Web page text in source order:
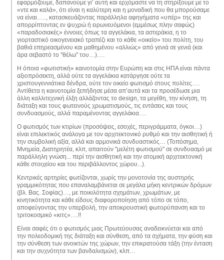
εφαρμόζουμε, δαπανούμε γι’ αυτή και ερχόμαστε να τη στηρίξουμε με το
«ντε και καλά», ότι είναι η καλύτερη και η μοναδική που θα μπορούσαμε
να είναι….., κατασκευάζοντας παράλληλα αφηγήματα «υπέρ» της και
απορρίπτοντας εν ψυχρώ ή ειρωνευόμενοι (εμμέσως πλην σαφώς)
«παραδοσιακές» έννοιες όπως τα αγγελάκια, τα αστεράκια, η το
γιορταστικό οικογενειακό τραπέζι και το κάθε «οικείο» του πολίτη, του
βαθιά επηρεασμένου και μαθημένου «αλλιώς» από γενιά σε γενιά (και
άρα σεβαστό το "θέλω" του…)….
Η όποια «φωτιστική» καινοτομία στην Ευρώπη και στις ΗΠΑ είναι πάντα
αξιοπρόσεκτη, αλλά ούτε τα αγγελάκια κατάργησε ούτε τα
χριστουγεννιάτικα δένδρα, ούτε τον οικείο φωτισμό στους πολίτες….
Αντίθετα η καινοτομία ξεπήδησε μέσα απ’αυτά και τα προσέδωσε μια
άλλη καλλιτεχνική έλξη αλλάζοντας το design, τα μεγέθη, την κίνηση, τη
διάταξη και τους φωτεινούς χρωματισμούς, τις εντάσεις και τους
συνδυασμούς, αλλά παραμένοντας αγγελάκια….
Ο φωτισμός των κτιρίων (προσόψεις, εσοχές, περιγράμματα, όγκοι…)
είναι επιλεκτικός ανάλογα με τον αρχιτεκτονικό ρυθμό και την αισθητική ή
την συμβολική αξία, αλλά και αρμονικά συνδυαστικός… (Τοπόσημα,
Μνημεία, Διατηρητέα, κλπ, απαιτούν "μελέτη φωτισμού" σε συνδυασμό με
παράλληλη γνώση... περί την αισθητική και την ατομική αρχιτεκτονική
κάθε στοιχείου και του περιβάλλοντος χώρου...).
Κεντρικές αρτηρίες φωτίζονται, χωρίς την μονοτονία της αυστηρής
γραμμικότητας που επαναλαμβάνεται σε μεγάλα μήκη κεντρικών δρόμων
(βλ. Βας. Σοφίας)…, με ποικιλότητα σχημάτων, χρωμάτων, με
κινητικότητα και κάθε είδους διαφοροποίηση από τόπο σε τόπο,
αποφεύγοντας την υπερβολή, την αποκρουστική φωτορύπανση και το
τριτοκοσμικό «κιτς»….!!
Είναι σαφές ότι ο φωτισμός μιας Πρωτεύουσας αναδεικνύεται και από
την πολεοδομική της διάταξη και σύνθεση, από τα σχήματα, την φύση και
την σύνθεση των ανοικτών της χώρων, την επικρατούσα τάξη (την ένταση
και την συχνότητα των βανδαλισμών), κλπ…